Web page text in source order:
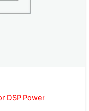
DSP Power